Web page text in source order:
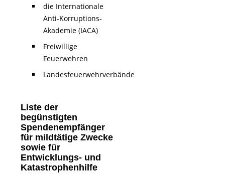
die Internationale
Anti-Korruptions-
Akademie (IACA)
Freiwillige
Feuerwehren
Landesfeuerwehrverbände
Liste der
begünstigten
Spendenempfänger
für mildtätige Zwecke
sowie für
Entwicklungs- und
Katastrophenhilfe